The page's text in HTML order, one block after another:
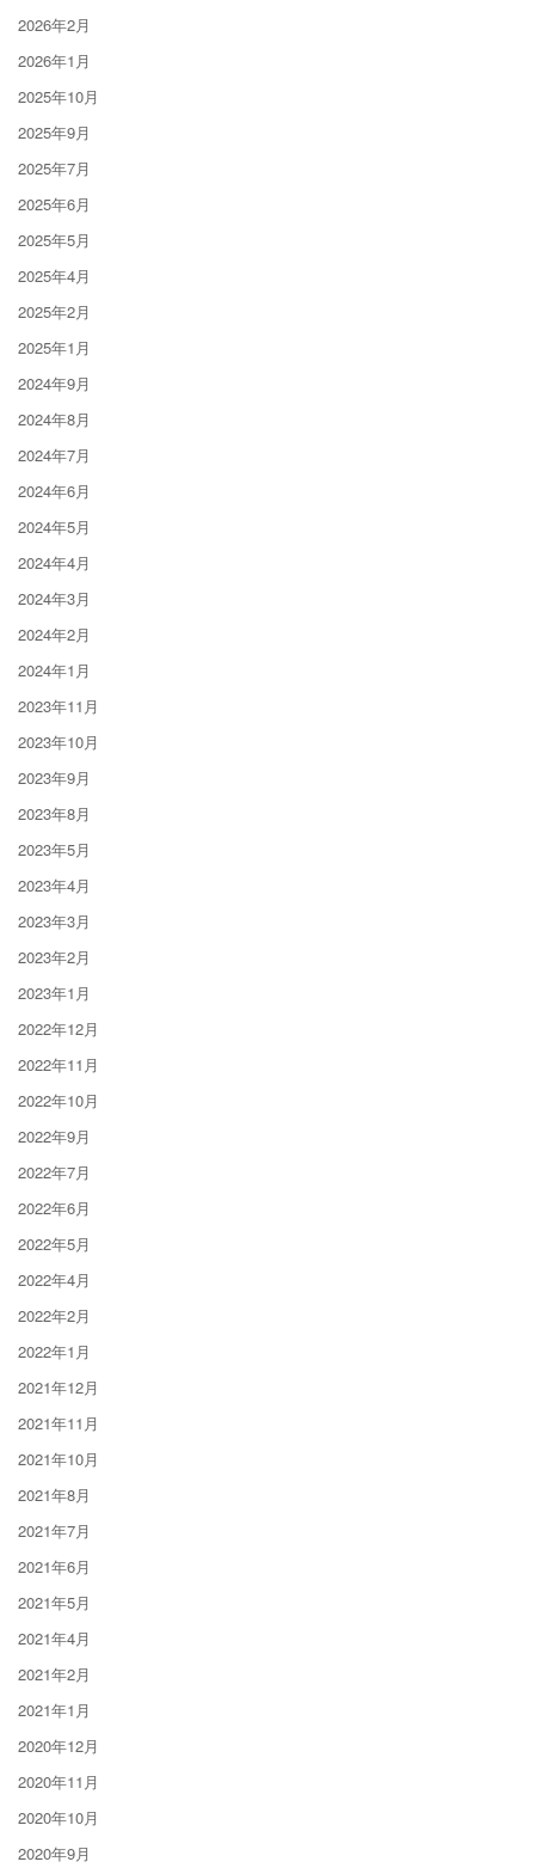
2026年2月
2026年1月
2025年10月
2025年9月
2025年7月
2025年6月
2025年5月
2025年4月
2025年2月
2025年1月
2024年9月
2024年8月
2024年7月
2024年6月
2024年5月
2024年4月
2024年3月
2024年2月
2024年1月
2023年11月
2023年10月
2023年9月
2023年8月
2023年5月
2023年4月
2023年3月
2023年2月
2023年1月
2022年12月
2022年11月
2022年10月
2022年9月
2022年7月
2022年6月
2022年5月
2022年4月
2022年2月
2022年1月
2021年12月
2021年11月
2021年10月
2021年8月
2021年7月
2021年6月
2021年5月
2021年4月
2021年2月
2021年1月
2020年12月
2020年11月
2020年10月
2020年9月